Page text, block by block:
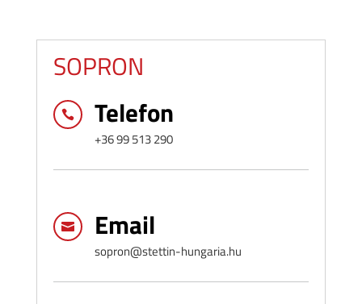
SOPRON
 Telefon
+36 99 513 290
 Email
sopron@stettin-hungaria.hu